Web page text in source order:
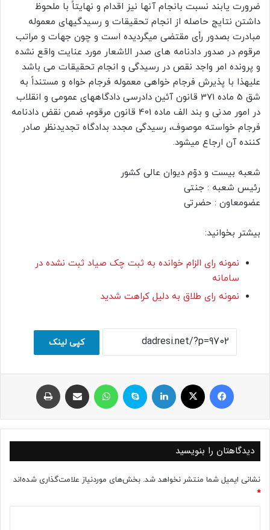
ضرورت یابند نسبت بانجام آنها نیز اقدام و نهایتاً با ملحوظ
داشتن نتایج حاصله از انجام تحقیقات و رسیدگیهای معموله
مبادرت بصدور رأی مقتضی میگردیده است و چون جهات و مراتب
مرقوم در صدور دادنامه های صدر الاشعار مورد عنایت واقع نشده
و پرونده امر واجد نقص در رسیدگی و انجام تحقیقات می باشد
علیهذا با پذیرش فرجام خواهی معموله فرجام خواه و مستنداً به
شق 5 ماده 371 قانون آئین دادرسی دادگاههای عمومی و انقلاب
در امور مدنی و بند الف ماده 401 قانون مرقوم، ضمن نقض دادنامه
فرجام خواسته موصوف، رسیدگی مجدد بدادگاه تجدیدنظر صادر
کننده آن ارجاع میشود.
شعبه بیست و دوّم دیوان عالی کشور
رئیس شعبه : جنتی
عضومعاون : حضرتی
بیشتر بخوانید:
نمونه رای الزام خوانده به ثبت چک صیاد ثبت نشده در
سامانه
نمونه رای طلاق به دلیل کراهت شدید
کپی لینک
فیسبوک ایکس لینکداین اسکایپ واتس آپ اشتراک با ایمیل
دیدگاهتان را بنویسید
نشانی ایمیل شما منتشر نخواهد شد. بخش‌های موردنیاز علامت‌گذاری شده‌اند
*